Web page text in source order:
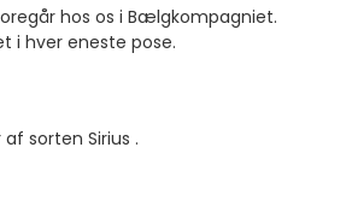
hos os i Bælgkompagniet.
i hver eneste pose.
sorten Sirius .